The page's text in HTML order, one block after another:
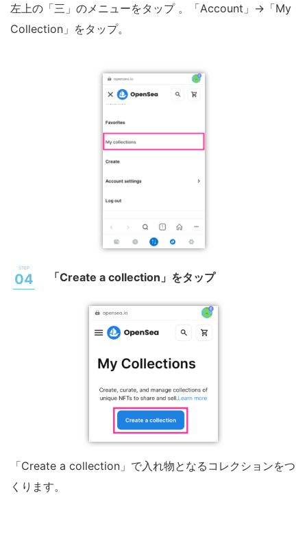
左上の「三」のメニューをタップ 。「Account」→「My
Collection」をタップ。
「Create a collection」をタップ
「Create a collection」で入れ物となるコレクションをつ
くります。